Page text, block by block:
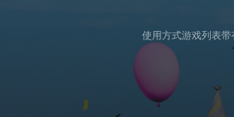
使用方式游戏列表带